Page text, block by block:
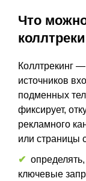
Что
Коллтрекинг
источников
подменных
фиксирует,
рекламного
или страницы
✔
ключевые